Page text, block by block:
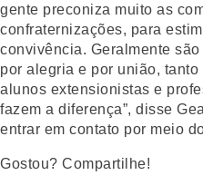
gente preconiza muito as
confraternizações, para
convivência. Geralmente
por alegria e por união,
alunos extensionistas e
fazem a diferença”, disse
entrar em contato por meio
Gostou? Compartilhe!